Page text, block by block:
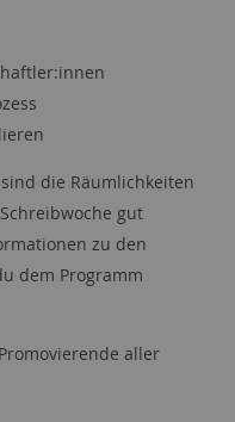
die Räumlichkeiten
gut
zu den
dem Programm
aller